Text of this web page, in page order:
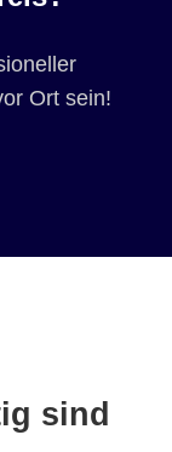
Ort sein!
sind